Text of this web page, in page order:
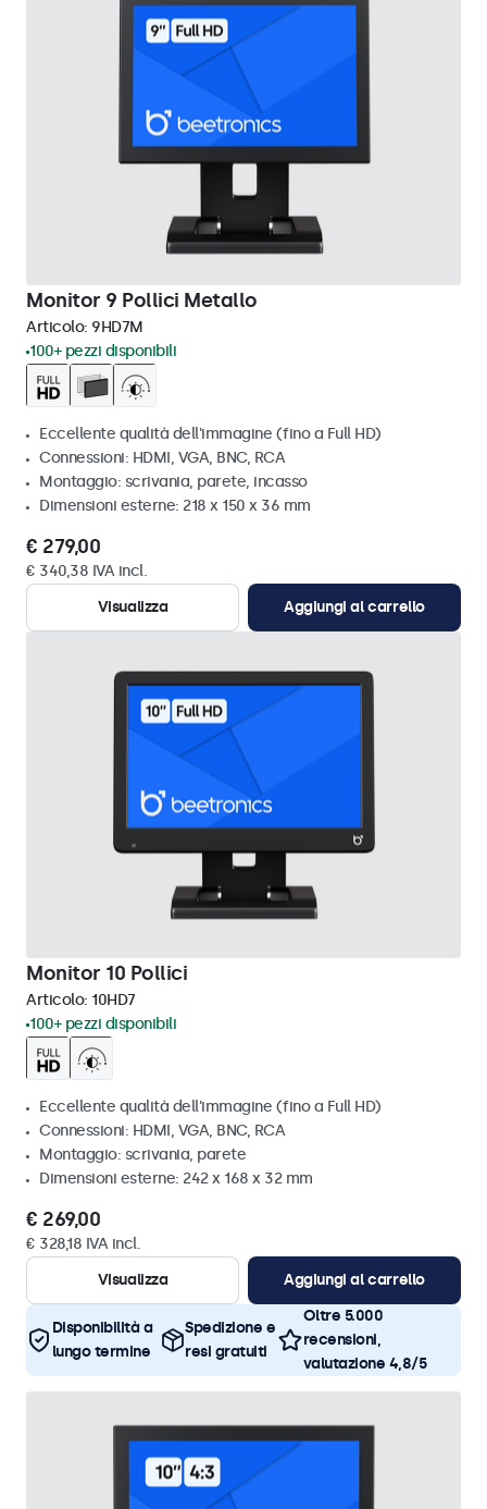
Monitor 9 Pollici Metallo
Articolo: 9HD7M
100+ pezzi disponibili
Eccellente qualità dell'immagine (fino a Full HD)
Connessioni: HDMI, VGA, BNC, RCA
Montaggio: scrivania, parete, incasso
Dimensioni esterne: 218 x 150 x 36 mm
€ 279,00
€ 340,38 IVA incl.
Visualizza
Aggiungi al carrello
Monitor 10 Pollici
Articolo: 10HD7
100+ pezzi disponibili
Eccellente qualità dell'immagine (fino a Full HD)
Connessioni: HDMI, VGA, BNC, RCA
Montaggio: scrivania, parete
Dimensioni esterne: 242 x 168 x 32 mm
€ 269,00
€ 328,18 IVA incl.
Visualizza
Aggiungi al carrello
Disponibilità a
lungo termine
Spedizione e
resi gratuiti
Oltre 5.000
recensioni,
valutazione 4,8/5